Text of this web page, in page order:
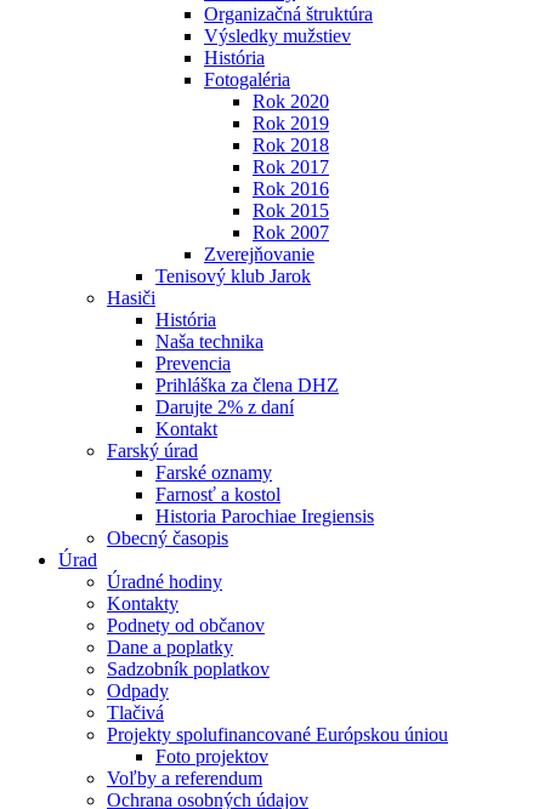
Organizačná štruktúra
Výsledky mužstiev
História
Fotogaléria
Rok 2020
Rok 2019
Rok 2018
Rok 2017
Rok 2016
Rok 2015
Rok 2007
Zverejňovanie
Tenisový klub Jarok
Hasiči
História
Naša technika
Prevencia
Prihláška za člena DHZ
Darujte 2% z daní
Kontakt
Farský úrad
Farské oznamy
Farnosť a kostol
Historia Parochiae Iregiensis
Obecný časopis
Úrad
Úradné hodiny
Kontakty
Podnety od občanov
Dane a poplatky
Sadzobník poplatkov
Odpady
Tlačivá
Projekty spolufinancované Európskou úniou
Foto projektov
Voľby a referendum
Ochrana osobných údajov